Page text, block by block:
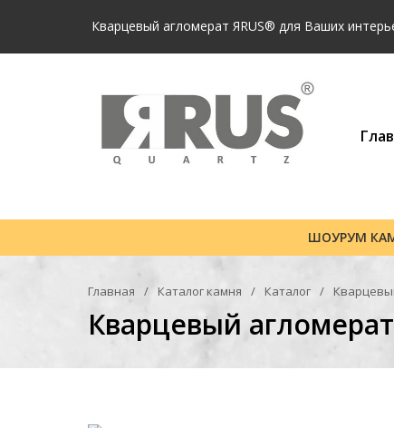
Кварцевый агломерат ЯRUS® для Ваших
ШОУРУМ
Кварцевый
Главная Каталог камня Каталог